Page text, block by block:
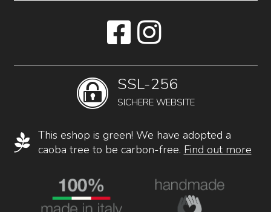
SSL-256
SICHERE WEBSITE
This eshop is green! We have adopted a
caoba tree to be carbon-free. Find out more